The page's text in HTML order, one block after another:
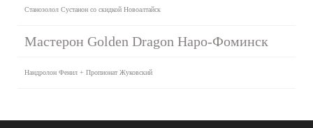
Станозолол Сустанон со скидкой Новоалтайск
Мастерон Golden Dragon Наро-Фоминск
Нандролон Фенил + Пропионат Жуковский